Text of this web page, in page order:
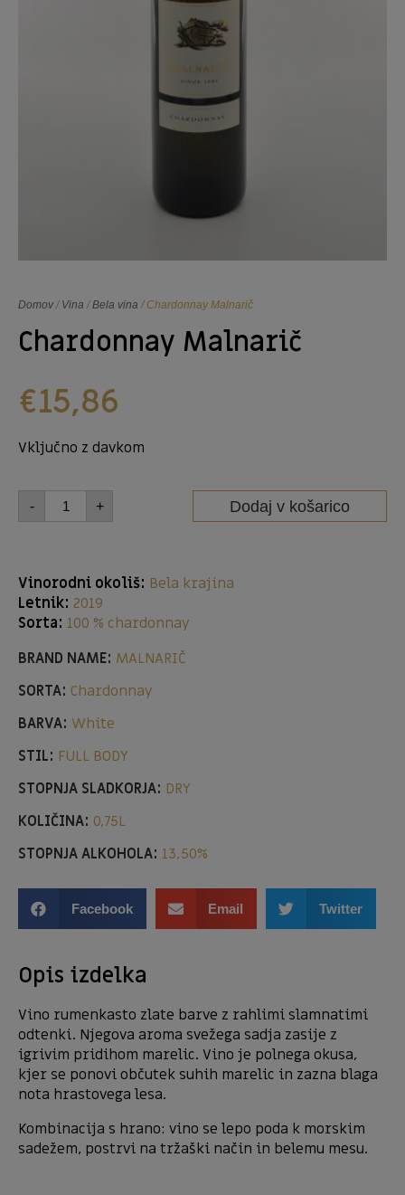
Domov/ Vina /Bela vina / Chardonnay Malnarič
Chardonnay Malnarič
€15,86
Vključno z davkom
- + Dodaj v košarico
Vinorodni okoliš: Bela krajina
Letnik: 2019
Sorta: 100 % chardonnay
BRAND NAME: MALNARIČ
SORTA: Chardonnay
BARVA: White
STIL: FULL BODY
STOPNJA SLADKORJA: DRY
KOLIČINA: 0,75L
STOPNJA ALKOHOLA: 13,50%
Facebook Email Twitter
Opis izdelka
Vino rumenkasto zlate barve z rahlimi slamnatimi
odtenki. Njegova aroma svežega sadja zasije z
igrivim pridihom marelic. Vino je polnega okusa,
kjer se ponovi občutek suhih marelic in zazna blaga
nota hrastovega lesa.
Kombinacija s hrano: vino se lepo poda k morskim
sadežem, postrvi na tržaški način in belemu mesu.